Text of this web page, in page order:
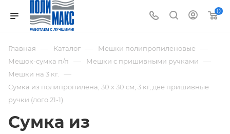
0
Главная — Каталог — Мешки полипропиленовые —
Мешок-сумка п/п — Мешки с пришивными ручками —
Мешки на 3 кг. —
Сумка из полипропилена, 30 х 30 см, 3 кг, две пришивные
ручки (лого 21-1)
Сумка из